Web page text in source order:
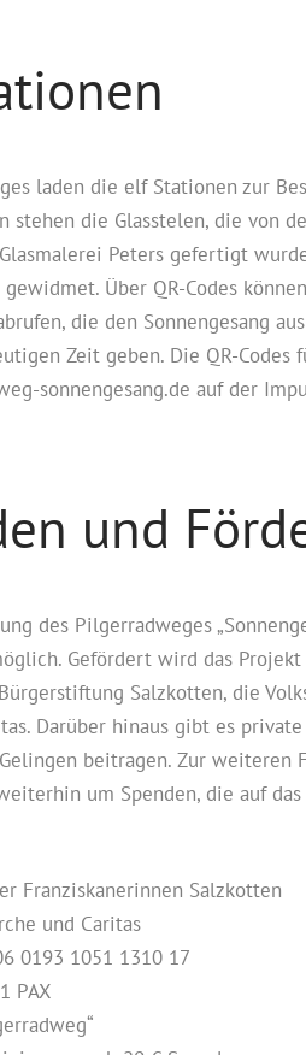
laden die elf Stationen zur
stehen die Glasstelen, die von
Peters gefertigt
gewidmet. Über QR-Codes
die den Sonnengesang
Zeit geben. Die QR-
sonnengesang.de auf der
und
des Pilgerradweges
Gefördert wird das
Salzkotten, die
Darüber hinaus gibt es
beitragen. Zur weiteren
um Spenden, die auf
Franziskanerinnen Salzkotten
und Caritas
0193 1051 1310 17
PAX